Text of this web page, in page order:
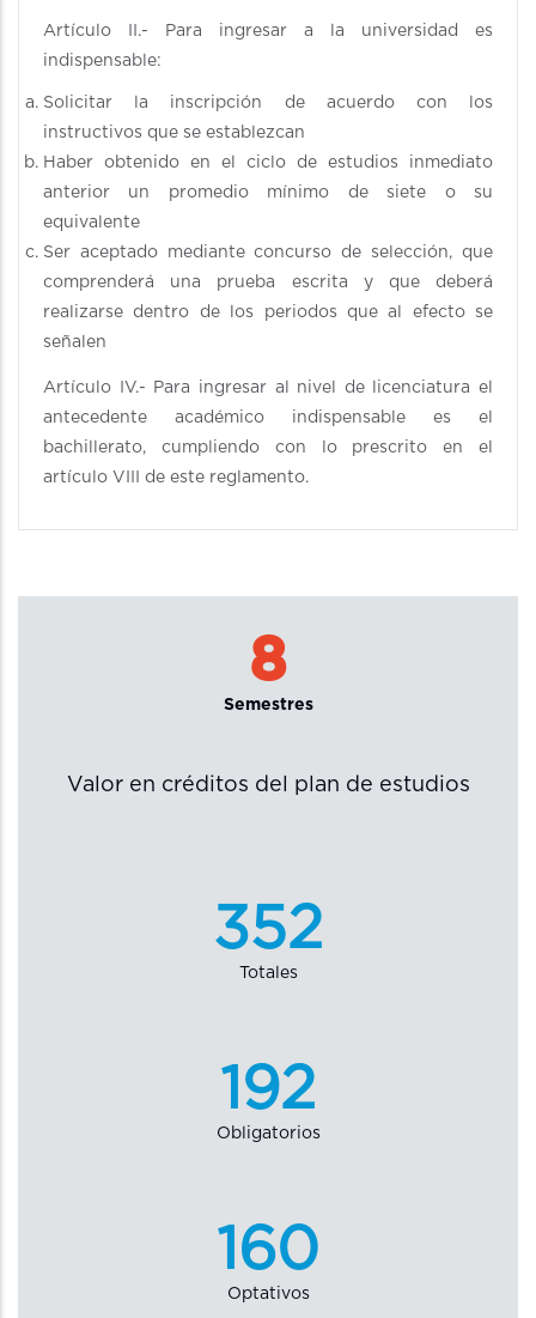
Artículo II.- Para ingresar a la universidad es
indispensable:
Solicitar la inscripción de acuerdo con los
instructivos que se establezcan
Haber obtenido en el ciclo de estudios inmediato
anterior un promedio mínimo de siete o su
equivalente
Ser aceptado mediante concurso de selección, que
comprenderá una prueba escrita y que deberá
realizarse dentro de los periodos que al efecto se
señalen
Artículo IV.- Para ingresar al nivel de licenciatura el
antecedente académico indispensable es el
bachillerato, cumpliendo con lo prescrito en el
artículo VIII de este reglamento.
8
Semestres
Valor en créditos del plan de estudios
352
Totales
192
Obligatorios
160
Optativos